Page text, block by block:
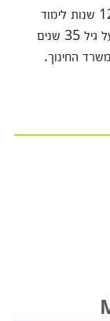
או בעלי תעודת מכינה לגילאי 30 + וכן תעודת 12 שנות לימוד
המוכרת ע"י משרד החינוך בישראל. מי שגילו מעל גיל 35 שנים